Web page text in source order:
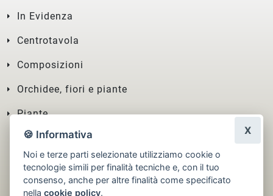
In Evidenza
Centrotavola
Composizioni
Orchidee, fiori e piante
Piante
🍪 Informativa
Noi e terze parti selezionate utilizziamo cookie o
tecnologie simili per finalità tecniche e, con il tuo
consenso, anche per altre finalità come specificato
nellacookie policy.
X